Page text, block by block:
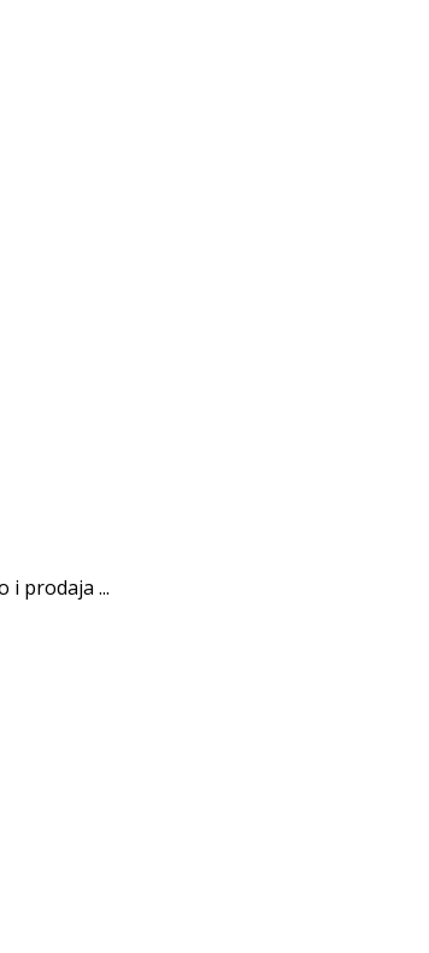
i prodaja ...